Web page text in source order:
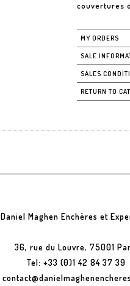
couvertures
MY ORDERS
SALE
SALES
RETURN TO
Daniel Maghen Enchères et
36, rue du Louvre, 75001
Tel: +33 (0)1 42 84 37 39